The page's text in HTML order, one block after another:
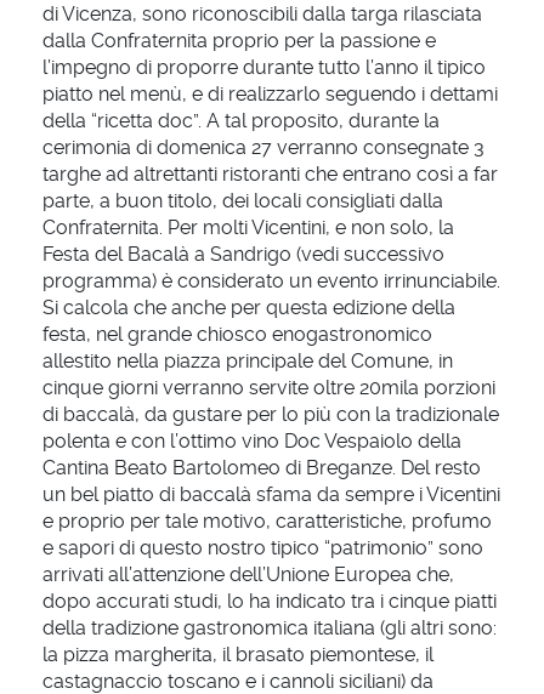
di Vicenza, sono riconoscibili dalla targa rilasciata
dalla Confraternita proprio per la passione e
l’impegno di proporre durante tutto l’anno il tipico
piatto nel menù, e di realizzarlo seguendo i dettami
della “ricetta doc”. A tal proposito, durante la
cerimonia di domenica 27 verranno consegnate 3
targhe ad altrettanti ristoranti che entrano così a far
parte, a buon titolo, dei locali consigliati dalla
Confraternita. Per molti Vicentini, e non solo, la
Festa del Bacalà a Sandrigo (vedi successivo
programma) è considerato un evento irrinunciabile.
Si calcola che anche per questa edizione della
festa, nel grande chiosco enogastronomico
allestito nella piazza principale del Comune, in
cinque giorni verranno servite oltre 20mila porzioni
di baccalà, da gustare per lo più con la tradizionale
polenta e con l’ottimo vino Doc Vespaiolo della
Cantina Beato Bartolomeo di Breganze. Del resto
un bel piatto di baccalà sfama da sempre i Vicentini
e proprio per tale motivo, caratteristiche, profumo
e sapori di questo nostro tipico “patrimonio” sono
arrivati all’attenzione dell’Unione Europea che,
dopo accurati studi, lo ha indicato tra i cinque piatti
della tradizione gastronomica italiana (gli altri sono:
la pizza margherita, il brasato piemontese, il
castagnaccio toscano e i cannoli siciliani) da